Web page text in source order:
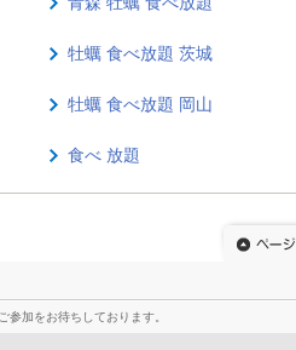
牡蠣 食べ放題 茨城
牡蠣 食べ放題 岡山
食べ 放題
加をお待ちしております。